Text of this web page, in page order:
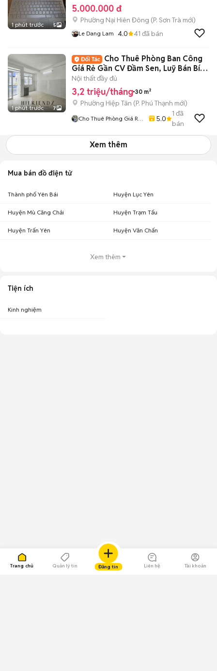
Trang chủ Quản lý tin Đăng tin Liên hệ Tài khoản
1 phút trước 5
5.000.000 đ
Phường Nại Hiên Đông (P. Sơn Trà mới)
Le Dang Lam 4.0 41 đã bán
1 phút trước 7
Cho Thuê Phòng Ban Công
Giá Rẻ Gần CV Đầm Sen, Luỹ Bán Bích
Tân Phú
Nội thất đầy đủ
3,2 triệu/tháng 30 m²
Phường Hiệp Tân (P. Phú Thạnh mới)
Cho Thuê Phòng Giá Rẻ
5.0
1 đã
bán
Xem thêm
Mua bán đồ điện tử
Thành phố Yên Bái Huyện Lục Yên
Huyện Mù Căng Chải Huyện Trạm Tấu
Huyện Trấn Yên Huyện Văn Chấn
Xem thêm
Tiện ích
Kinh nghiệm